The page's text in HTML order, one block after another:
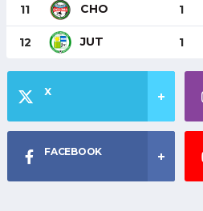
11 CHO 1
12 JUT 1
X
FACEBOOK